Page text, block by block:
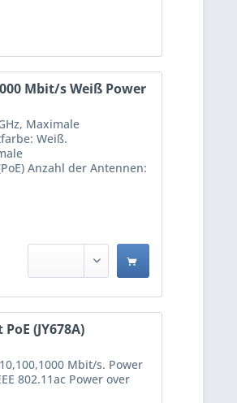
Mbit/s Weiß Power
Maximale
Weiß.
Anzahl der Antennen:
(JY678A)
Mbit/s. Power
802.11ac Power over